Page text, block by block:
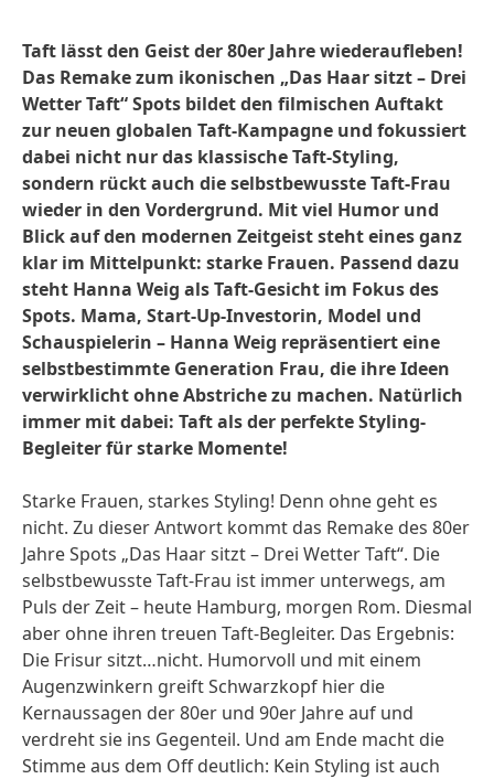
Taft lässt den Geist der 80er Jahre wiederaufleben!
Das Remake zum ikonischen „Das Haar sitzt – Drei
Wetter Taft“ Spots bildet den filmischen Auftakt
zur neuen globalen Taft-Kampagne und fokussiert
dabei nicht nur das klassische Taft-Styling,
sondern rückt auch die selbstbewusste Taft-Frau
wieder in den Vordergrund. Mit viel Humor und
Blick auf den modernen Zeitgeist steht eines ganz
klar im Mittelpunkt: starke Frauen. Passend dazu
steht Hanna Weig als Taft-Gesicht im Fokus des
Spots. Mama, Start-Up-Investorin, Model und
Schauspielerin – Hanna Weig repräsentiert eine
selbstbestimmte Generation Frau, die ihre Ideen
verwirklicht ohne Abstriche zu machen. Natürlich
immer mit dabei: Taft als der perfekte Styling-
Begleiter für starke Momente!
Starke Frauen, starkes Styling! Denn ohne geht es
nicht. Zu dieser Antwort kommt das Remake des 80er
Jahre Spots „Das Haar sitzt – Drei Wetter Taft“. Die
selbstbewusste Taft-Frau ist immer unterwegs, am
Puls der Zeit – heute Hamburg, morgen Rom. Diesmal
aber ohne ihren treuen Taft-Begleiter. Das Ergebnis:
Die Frisur sitzt…nicht. Humorvoll und mit einem
Augenzwinkern greift Schwarzkopf hier die
Kernaussagen der 80er und 90er Jahre auf und
verdreht sie ins Gegenteil. Und am Ende macht die
Stimme aus dem Off deutlich: Kein Styling ist auch